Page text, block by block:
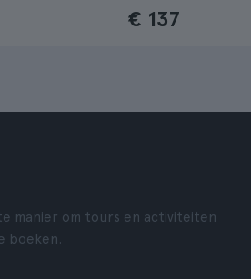
€ 137
manier om tours en activiteiten
boeken.